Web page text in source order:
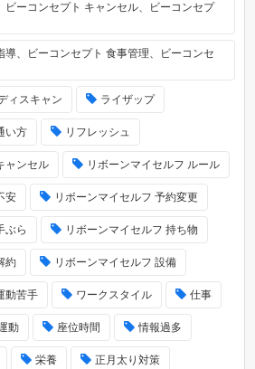
ビーコンセプト キャンセル、ビーコンセプ
導、ビーコンセプト 食事管理、ビーコンセ
ィスキャン ライザップ
い方 リフレッシュ
ャンセル リボーンマイセルフ ルール
安 リボーンマイセルフ 予約変更
ぶら リボーンマイセルフ 持ち物
約 リボーンマイセルフ 設備
動苦手 ワークスタイル 仕事
動 座位時間 情報過多
栄養 正月太り対策